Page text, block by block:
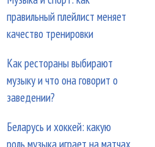
правильный плейлист меняет
качество тренировки
Как рестораны выбирают
музыку и что она говорит о
заведении?
Беларусь и хоккей: какую
роль музыка играет на матчах